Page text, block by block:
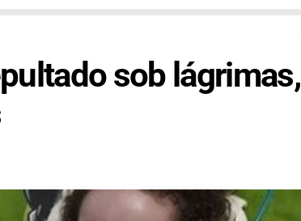
sob lágrimas,